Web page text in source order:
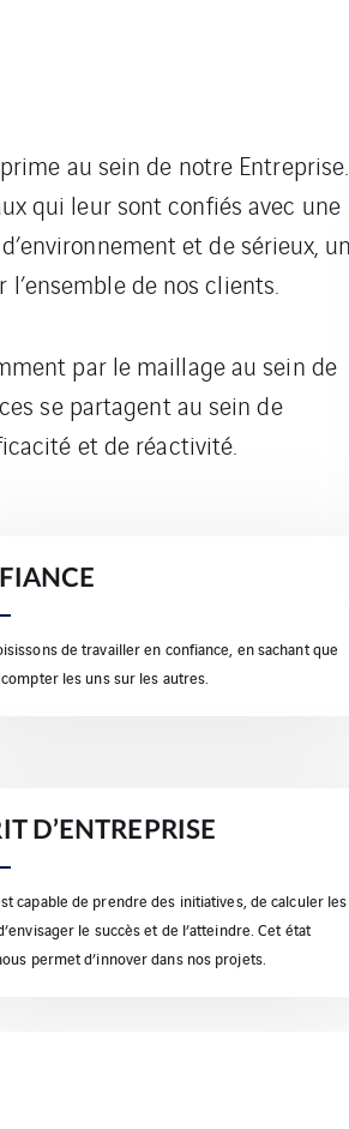
au sein de notre Entreprise.
qui leur sont confiés avec une
et de sérieux,
de nos clients.
par le maillage au sein de
se partagent au sein de
et de réactivité.
de travailler en confiance, en sachant que
compter les uns sur les autres.
D’ENTREPRISE
capable de prendre des initiatives, de calculer les
le succès et de l’atteindre. Cet état
permet d’innover dans nos projets.